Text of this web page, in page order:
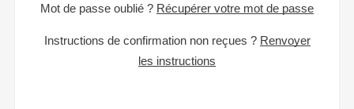
Mot de passe oublié ? Récupérer votre mot de passe
Instructions de confirmation non reçues ? Renvoyer
les instructions